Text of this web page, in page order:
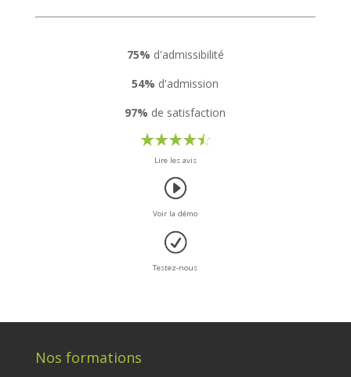
75% d'admissibilité
54% d'admission
97% de satisfaction
Lire les avis
Voir la démo
Testez-nous
Nos formations